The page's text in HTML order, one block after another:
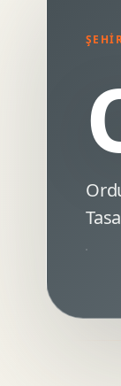
SEO Uyumlu Web
Webflow Web Tasarim
Framer Web Tasarim
Kurumsal Site
Minimal Logo
Premium Logo Tasarimi
Logo Revizyonu